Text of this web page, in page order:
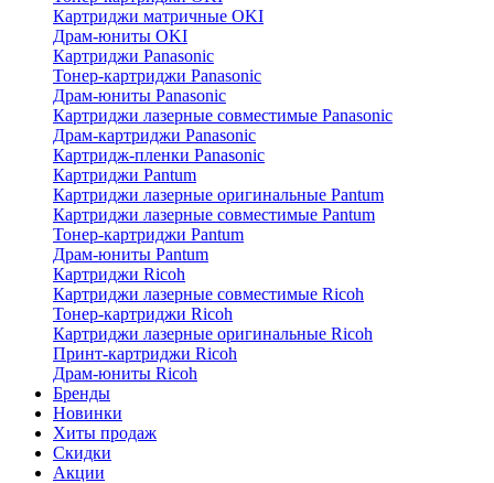
Картриджи матричные OKI
Драм-юниты OKI
Картриджи Panasonic
Тонер-картриджи Panasonic
Драм-юниты Panasonic
Картриджи лазерные совместимые Panasonic
Драм-картриджи Panasonic
Картридж-пленки Panasonic
Картриджи Pantum
Картриджи лазерные оригинальные Pantum
Картриджи лазерные совместимые Pantum
Тонер-картриджи Pantum
Драм-юниты Pantum
Картриджи Ricoh
Картриджи лазерные совместимые Ricoh
Тонер-картриджи Ricoh
Картриджи лазерные оригинальные Ricoh
Принт-картриджи Ricoh
Драм-юниты Ricoh
Бренды
Новинки
Хиты продаж
Скидки
Акции